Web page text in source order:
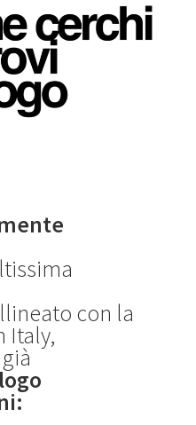
con la
Italy,